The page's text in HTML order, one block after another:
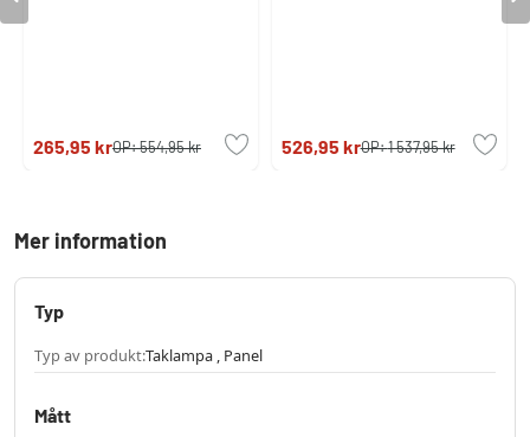
265,95 krOP:554,95 kr 526,95 krOP:1 537,95 kr
Mer information
Typ
Typ av produkt:Taklampa , Panel
Mått